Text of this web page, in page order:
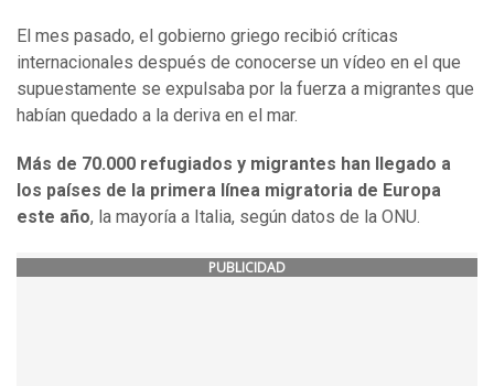
El mes pasado, el gobierno griego recibió críticas
internacionales después de conocerse un vídeo en el que
supuestamente se expulsaba por la fuerza a migrantes que
habían quedado a la deriva en el mar.
Más de 70.000 refugiados y migrantes han llegado a
los países de la primera línea migratoria de Europa
este año, la mayoría a Italia, según datos de la ONU.
PUBLICIDAD